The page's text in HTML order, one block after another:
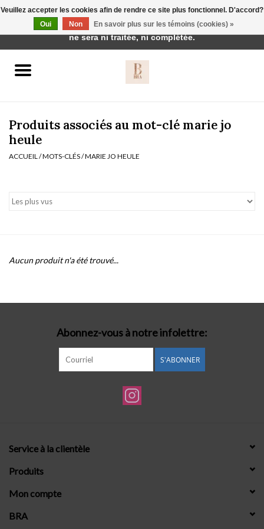
vêtements de nuit
Badmode
Produits associés au mot-clé marie jo
heule
ACCUEIL /MOTS-CLÉS/MARIE JO HEULE
Aucun produit n'a été trouvé...
Abonnez-vous à notre infolettre:
S'ABONNER
Service à la clientèle
Produits
Mon compte
BRA
Veuillez accepter les cookies afin de rendre ce site plus fonctionnel. D'accord?
Oui
Non En savoir plus sur les témoins (cookies) »
Cette boutique est en construction. Toute commande passée
ne sera ni traitée, ni complétée.